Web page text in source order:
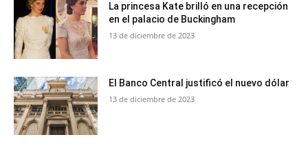
La princesa Kate brilló en una recepción
en el palacio de Buckingham
13 de diciembre de 2023
El Banco Central justificó el nuevo dólar
13 de diciembre de 2023